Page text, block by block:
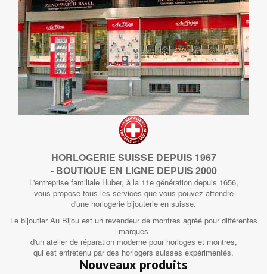
HORLOGERIE SUISSE DEPUIS 1967
- BOUTIQUE EN LIGNE DEPUIS 2000
L'entreprise familiale Huber, à la 11e génération depuis 1656,
vous propose tous les services que vous pouvez attendre
d'une horlogerie bijouterie en suisse.
Le bijoutier Au Bijou est un revendeur de montres agréé pour différentes
marques
d'un atelier de réparation moderne pour horloges et montres,
qui est entretenu par des horlogers suisses expérimentés.
Nouveaux produits